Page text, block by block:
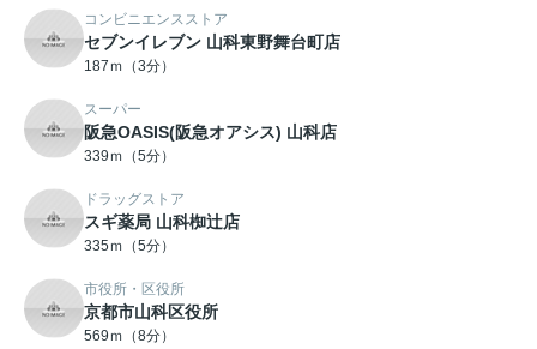
コンビニエンスストア
セブンイレブン 山科東野舞台町店
187ｍ（3分）
スーパー
阪急OASIS(阪急オアシス) 山科店
339ｍ（5分）
ドラッグストア
スギ薬局 山科椥辻店
335ｍ（5分）
市役所・区役所
京都市山科区役所
569ｍ（8分）